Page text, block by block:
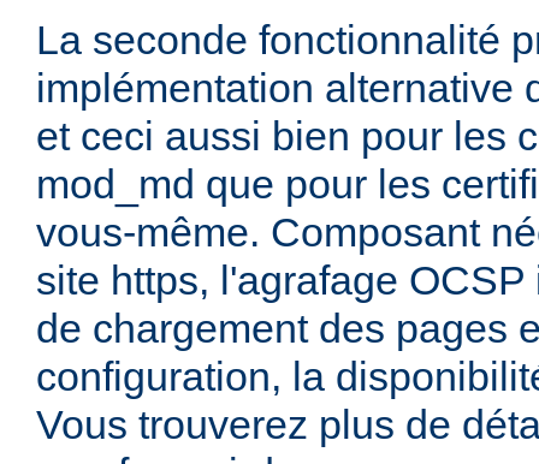
La seconde fonctionnalité
implémentation alternative
et ceci aussi bien pour les
mod_md que pour les
vous-même. Composant
site https, l'agrafage
de chargement des pages
configuration, la
Vous trouverez plus de